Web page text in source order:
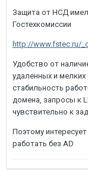
Защита от НСД
Гостехкомиссии
http://www.fstec.ru/
Удобство от
удаленных и
стабильность
домена, запросы к
чувствительно к
Поэтому
работать без AD